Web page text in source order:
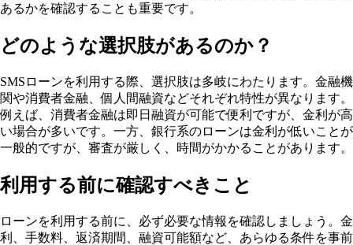
あるかを確認することも重要です。
どのような選択肢があるのか？
SMSローンを利用する際、選択肢は多岐にわたります。金融機
関や消費者金融、個人間融資などそれぞれ特性が異なります。
例えば、消費者金融は即日融資が可能で便利ですが、金利が高
い場合が多いです。一方、銀行系のローンは金利が低いことが
一般的ですが、審査が厳しく、時間がかかることがあります。
利用する前に確認すべきこと
ローンを利用する前に、必ず必要な情報を確認しましょう。金
利、手数料、返済期間、融資可能額など、あらゆる条件を事前